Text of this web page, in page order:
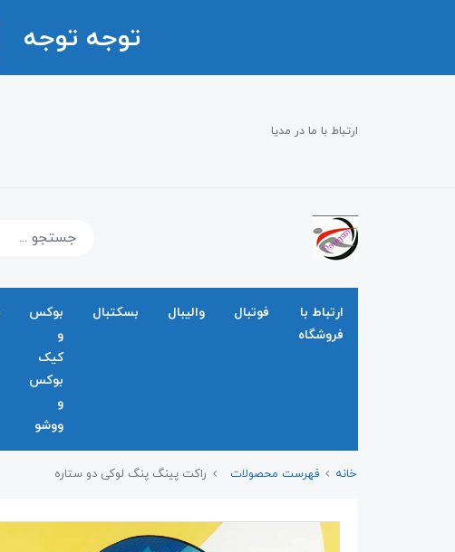
توجه توجه
ارتباط با ما در مدیا
ارتباط با
فروشگاه
فوتبال والیبال بسکتبال
بوکس
و
کیک
بوکس
و
ووشو
خانه فهرست محصولات راکت پینگ پنگ لوکی دو ستاره